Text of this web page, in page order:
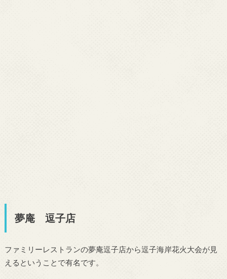
夢庵 逗子店
ファミリーレストランの夢庵逗子店から逗子海岸花火大会が見
えるということで有名です。